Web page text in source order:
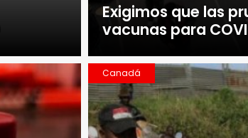
Exigimos que las
vacunas para
Canadá